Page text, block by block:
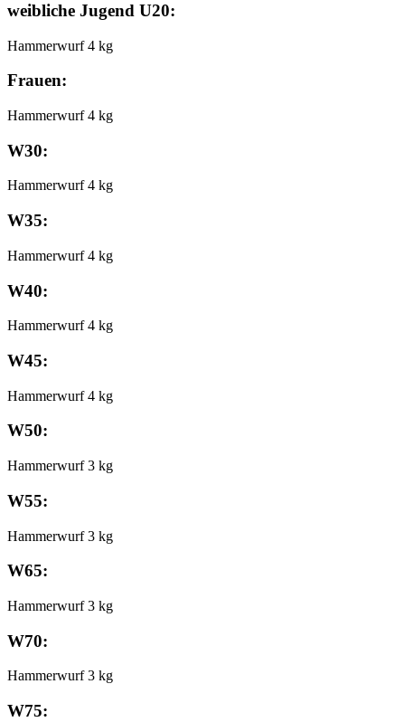
weibliche Jugend U20:
Hammerwurf 4 kg
Frauen:
Hammerwurf 4 kg
W30:
Hammerwurf 4 kg
W35:
Hammerwurf 4 kg
W40:
Hammerwurf 4 kg
W45:
Hammerwurf 4 kg
W50:
Hammerwurf 3 kg
W55:
Hammerwurf 3 kg
W65:
Hammerwurf 3 kg
W70:
Hammerwurf 3 kg
W75: